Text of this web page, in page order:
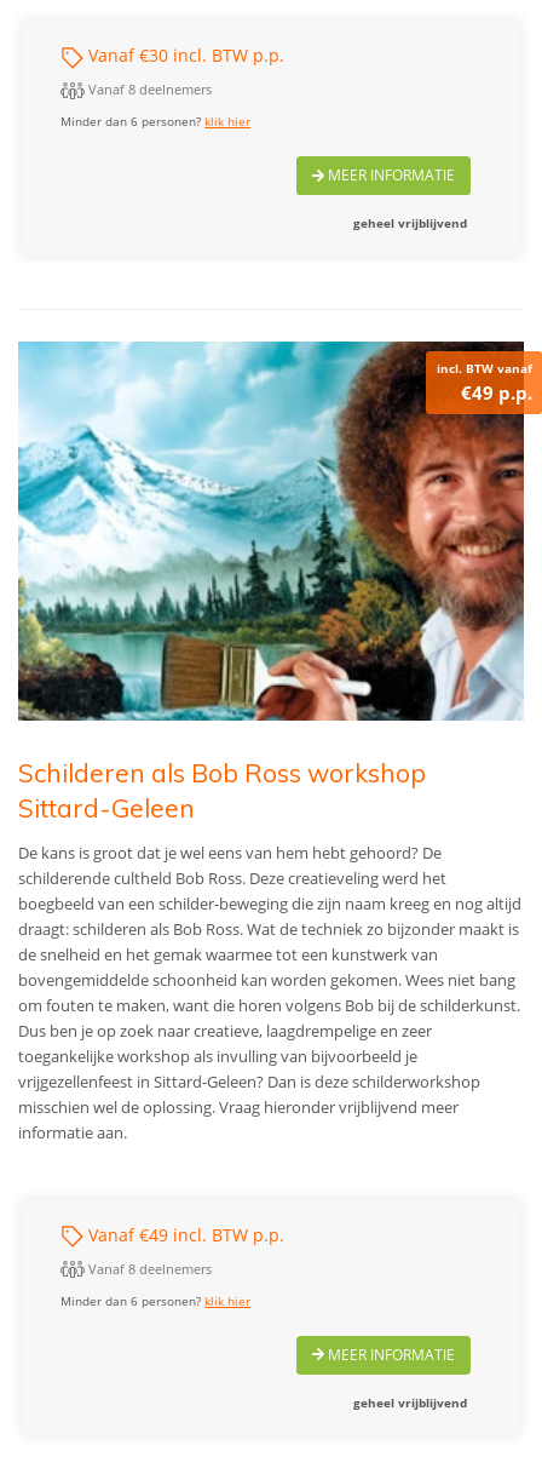
Vanaf €30 incl. BTW p.p.
Vanaf 8 deelnemers
Minder dan 6 personen?klik hier
MEER INFORMATIE
geheel vrijblijvend
incl. BTW vanaf
€49 p.p.
Schilderen als Bob Ross workshop
Sittard-Geleen
De kans is groot dat je wel eens van hem hebt gehoord? De
schilderende cultheld Bob Ross. Deze creatieveling werd het
boegbeeld van een schilder-beweging die zijn naam kreeg en nog altijd
draagt: schilderen als Bob Ross. Wat de techniek zo bijzonder maakt is
de snelheid en het gemak waarmee tot een kunstwerk van
bovengemiddelde schoonheid kan worden gekomen. Wees niet bang
om fouten te maken, want die horen volgens Bob bij de schilderkunst.
Dus ben je op zoek naar creatieve, laagdrempelige en zeer
toegankelijke workshop als invulling van bijvoorbeeld je
vrijgezellenfeest in Sittard-Geleen? Dan is deze schilderworkshop
misschien wel de oplossing. Vraag hieronder vrijblijvend meer
informatie aan.
Vanaf €49 incl. BTW p.p.
Vanaf 8 deelnemers
Minder dan 6 personen?klik hier
MEER INFORMATIE
geheel vrijblijvend